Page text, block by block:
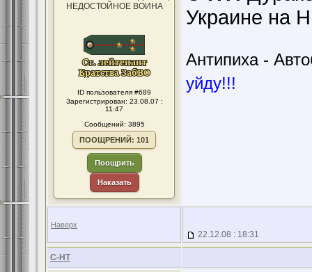
НЕДОСТОЙНОЕ ВОИНА
ID пользователя #689
Зарегистрирован: 23.08.07 :
11:47
Сообщений: 3895
ПООЩРЕНИЙ: 101
Поощрить
Наказать
Украине на
Антипиха -
уйду!!!
Наверх
22.12.08 : 18:31
С-НТ